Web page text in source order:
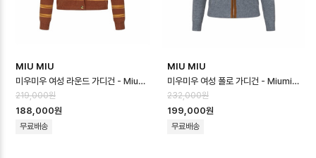
MIU MIU
미우미우 여성 라운드 가디건 - Miumiu Womens Round Cardigan - m…
219,000원
188,000원
무료배송
MIU MIU
미우미우 여성 폴로 가디건 - Miumiu Womens Polo Cardigan - mic…
232,000원
199,000원
무료배송